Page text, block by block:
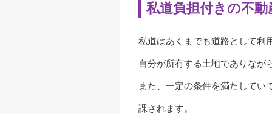
私道負担付きの不
私道はあくまでも道路として利
自分が所有する土地でありなが
また、一定の条件を満たしてい
課されます。